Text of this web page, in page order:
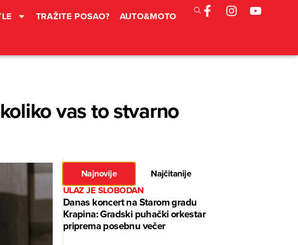
TRAŽITE POSAO?
AUTO&MOTO
vas to stvarno
Najnovije
Najčitanije
ULAZ JE SLOBODAN
Danas koncert na Starom gradu
Krapina: Gradski puhački orkestar
priprema posebnu večer